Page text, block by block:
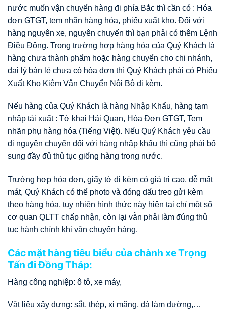
nước muốn vận chuyển hàng đi phía Bắc thì cần có : Hóa
đơn GTGT, tem nhãn hàng hóa, phiếu xuất kho. Đối với
hàng nguyên xe, nguyên chuyến thì bạn phải có thêm Lệnh
Điều Động. Trong trường hợp hàng hóa của Quý Khách là
hàng chưa thành phẩm hoặc hàng chuyển cho chi nhánh,
đại lý bán lẻ chưa có hóa đơn thì Quý Khách phải có Phiếu
Xuất Kho Kiêm Vận Chuyển Nội Bộ đi kèm.
Nếu hàng của Quý Khách là hàng Nhập Khẩu, hàng tạm
nhập tái xuất : Tờ khai Hải Quan, Hóa Đơn GTGT, Tem
nhãn phụ hàng hóa (Tiếng Việt). Nếu Quý Khách yêu cầu
đi nguyên chuyến đối với hàng nhập khẩu thì cũng phải bổ
sung đầy đủ thủ tục giống hàng trong nước.
Trường hợp hóa đơn, giấy tờ đi kèm có giá trị cao, dễ mất
mát, Quý Khách có thể photo và đóng dấu treo gửi kèm
theo hàng hóa, tuy nhiên hình thức này hiện tại chỉ một số
cơ quan QLTT chấp nhận, còn lại vẫn phải làm đúng thủ
tục hành chính khi vận chuyển hàng.
Các mặt hàng tiêu biểu của chành xe Trọng
Tấn đi Đồng Tháp:
Hàng công nghiệp: ô tô, xe máy,
Vật liệu xây dựng: sắt, thép, xi măng, đá làm đường,…